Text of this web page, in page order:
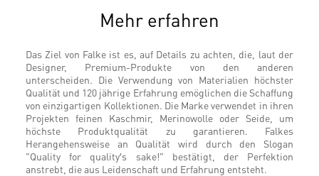
Mehr erfahren
Das Ziel von Falke ist es, auf Details zu achten, die, laut der
Designer, Premium-Produkte von den anderen
unterscheiden. Die Verwendung von Materialien höchster
Qualität und 120 jährige Erfahrung emöglichen die Schaffung
von einzigartigen Kollektionen. Die Marke verwendet in ihren
Projekten feinen Kaschmir, Merinowolle oder Seide, um
höchste Produktqualität zu garantieren. Falkes
Herangehensweise an Qualität wird durch den Slogan
"Quality for quality′s sake!" bestätigt, der Perfektion
anstrebt, die aus Leidenschaft und Erfahrung entsteht.